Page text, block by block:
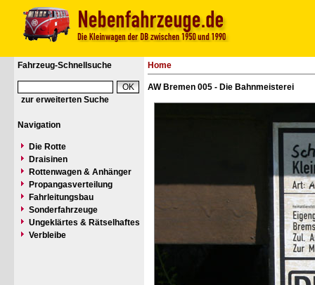
Fahrzeug-Schnellsuche
zur erweiterten Suche
Navigation
Die Rotte
Draisinen
Rottenwagen & Anhänger
Propangasverteilung
Fahrleitungsbau
Sonderfahrzeuge
Ungeklärtes & Rätselhaftes
Verbleibe
Home
AW Bremen 005 - Die Bahnmeisterei